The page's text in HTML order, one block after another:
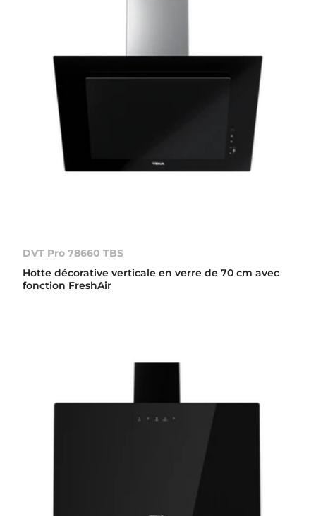
DVT Pro 78660 TBS
Hotte décorative verticale en verre de 70 cm avec
fonction FreshAir